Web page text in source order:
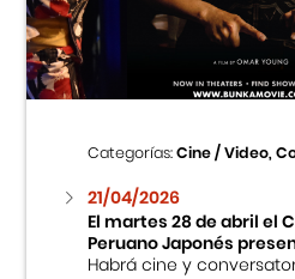
Categorías:Cine / Video,
21/04/2026
El martes 28 de abril el
Peruano Japonés
Habrá cine y